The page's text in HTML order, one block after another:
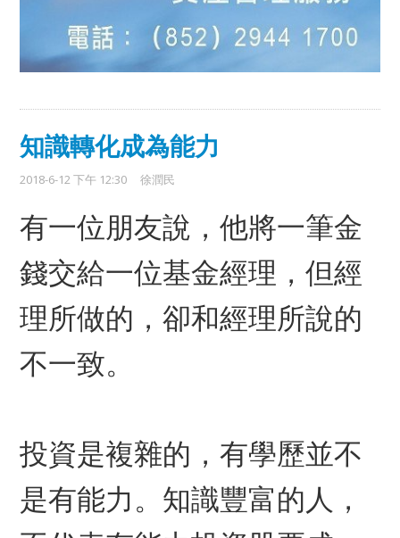
知識轉化成為能力
2018-6-12 下午 12:30 徐潤民
有一位朋友說，他將一筆金
錢交給一位基金經理，但經
理所做的，卻和經理所說的
不一致。
投資是複雜的，有學歷並不
是有能力。知識豐富的人，